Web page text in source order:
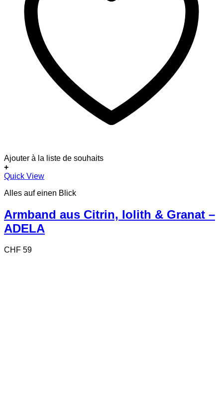
Ajouter à la liste de souhaits
+
Quick View
Alles auf einen Blick
Armband aus Citrin, Iolith & Granat –
ADELA
CHF 59